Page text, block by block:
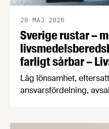
Sverige rustar –
farligt sårbar –
28 MAJ 2026
Låg lönsamhet,
ansvarsfördelning,